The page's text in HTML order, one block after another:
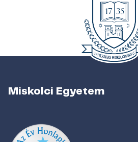
Miskolci Egyetem